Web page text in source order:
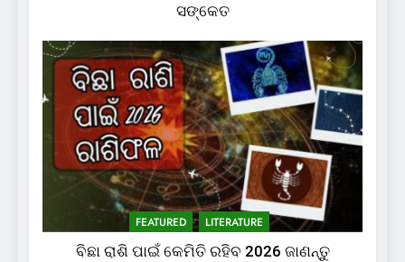
ସଙ୍କେତ
FEATURED LITERATURE
ବିଛା ରାଶି ପାଇଁ କେମିତି ରହିବ 2026 ଜାଣନ୍ତୁ